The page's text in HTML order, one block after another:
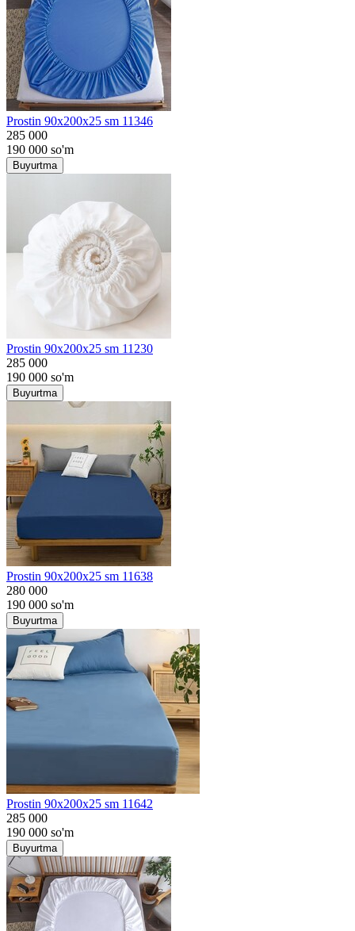
Prostin 90x200x25 sm 11346
285 000
190 000 so'm
Buyurtma
Prostin 90x200x25 sm 11230
285 000
190 000 so'm
Buyurtma
Prostin 90x200x25 sm 11638
280 000
190 000 so'm
Buyurtma
Prostin 90x200x25 sm 11642
285 000
190 000 so'm
Buyurtma